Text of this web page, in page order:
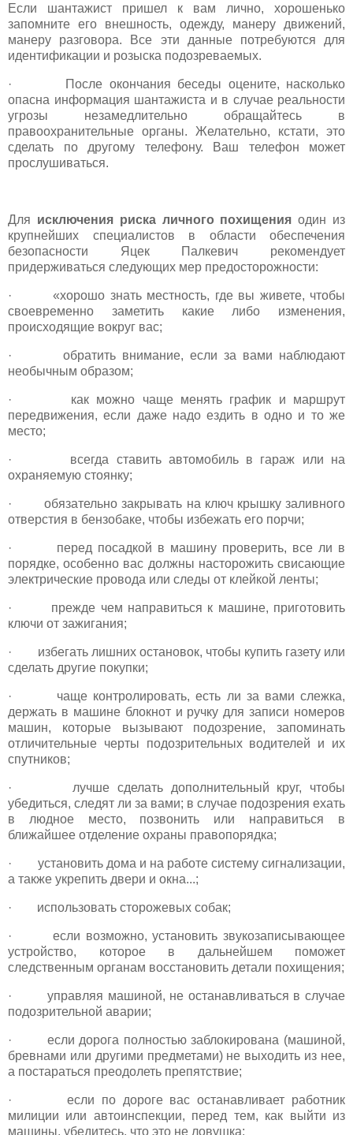
Если шантажист пришел к вам лично, хорошенько
запомните его внешность, одежду, манеру движений,
манеру разговора. Все эти данные потребуются для
идентификации и розыска подозреваемых.
· После окончания беседы оцените, насколько
опасна информация шантажиста и в случае реальности
угрозы незамедлительно обращайтесь в
правоохранительные органы. Желательно, кстати, это
сделать по другому телефону. Ваш телефон может
прослушиваться.
Для исключения риска личного похищения один из
крупнейших специалистов в области обеспечения
безопасности Яцек Палкевич рекомендует
придерживаться следующих мер предосторожности:
· «хорошо знать местность, где вы живете, чтобы
своевременно заметить какие либо изменения,
происходящие вокруг вас;
· обратить внимание, если за вами наблюдают
необычным образом;
· как можно чаще менять график и маршрут
передвижения, если даже надо ездить в одно и то же
место;
· всегда ставить автомобиль в гараж или на
охраняемую стоянку;
· обязательно закрывать на ключ крышку заливного
отверстия в бензобаке, чтобы избежать его порчи;
· перед посадкой в машину проверить, все ли в
порядке, особенно вас должны насторожить свисающие
электрические провода или следы от клейкой ленты;
· прежде чем направиться к машине, приготовить
ключи от зажигания;
· избегать лишних остановок, чтобы купить газету или
сделать другие покупки;
· чаще контролировать, есть ли за вами слежка,
держать в машине блокнот и ручку для записи номеров
машин, которые вызывают подозрение, запоминать
отличительные черты подозрительных водителей и их
спутников;
· лучше сделать дополнительный круг, чтобы
убедиться, следят ли за вами; в случае подозрения ехать
в людное место, позвонить или направиться в
ближайшее отделение охраны правопорядка;
· установить дома и на работе систему сигнализации,
а также укрепить двери и окна...;
· использовать сторожевых собак;
· если возможно, установить звукозаписывающее
устройство, которое в дальнейшем поможет
следственным органам восстановить детали похищения;
· управляя машиной, не останавливаться в случае
подозрительной аварии;
· если дорога полностью заблокирована (машиной,
бревнами или другими предметами) не выходить из нее,
а постараться преодолеть препятствие;
· если по дороге вас останавливает работник
милиции или автоинспекции, перед тем, как выйти из
машины, убедитесь, что это не ловушка;